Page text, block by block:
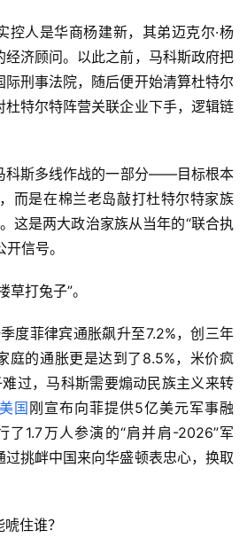
控人是华商杨建新，其弟迈克尔·杨
经济顾问。以此之前，马科斯政府把
刑事法院，随后便开始清算杜特尔
特尔特阵营关联企业下手，逻辑链
科斯多线作战的一部分——目标根本
而是在棉兰老岛敲打杜特尔特家族
这是两大政治家族从当年的“联合执
信号。
打兔子”。
度菲律宾通胀飙升至7.2%，创三年
庭的通胀更是达到了8.5%，米价疯
过，马科斯需要煽动民族主义来转
美国 刚宣布向菲提供5亿美元军事融
了1.7万人参演的“肩并肩-2026”军
挑衅中国来向华盛顿表忠心，换取
住谁？